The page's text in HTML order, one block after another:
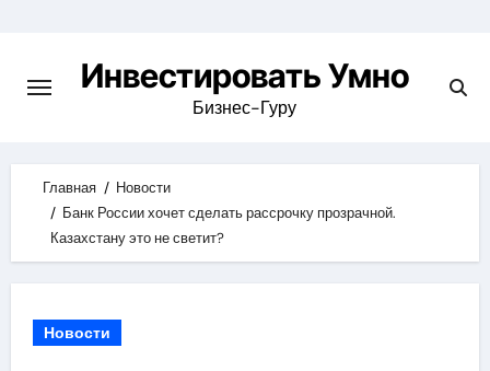
content
Инвестировать Умно
Бизнес-Гуру
Главная
Новости
Банк России хочет сделать рассрочку прозрачной.
Казахстану это не светит?
Новости